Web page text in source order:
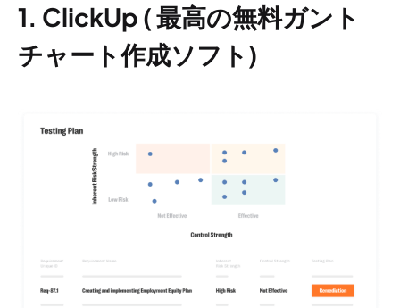
1. ClickUp (最高の無料ガント
チャート作成ソフト )